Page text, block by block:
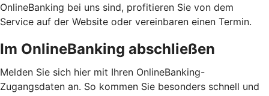
OnlineBanking bei uns sind, profitieren Sie von dem
Service auf der Website oder vereinbaren einen Termin.
Im OnlineBanking abschließen
Melden Sie sich hier mit Ihren OnlineBanking-
Zugangsdaten an. So kommen Sie besonders schnell und